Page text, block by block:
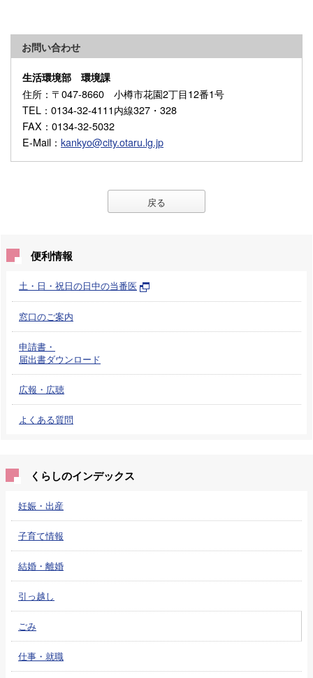
お問い合わせ
生活環境部 環境課
住所 ：〒047-8660 小樽市花園2丁目12番1号
TEL ：0134-32-4111内線327・328
FAX ：0134-32-5032
E-Mail ： kankyo@city.otaru.lg.jp
戻る
便利情報
土・日・祝日の日中の当番医
窓口のご案内
申請書・
届出書ダウンロード
広報・広聴
よくある質問
くらしのインデックス
妊娠・出産
子育て情報
結婚・離婚
引っ越し
ごみ
仕事・就職